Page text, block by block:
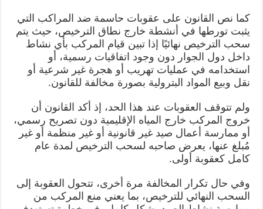
كما نص القانون على عقوبات حاسمة ضد المراكب التي
يثبت تورطها في أنشطة خارج نطاق الترخيص، حيث يتم
سحب الترخيص نهائيًا إذا تبين قيام المركب بأي نشاط
داخل دول الجوار دون وجود اتفاقيات رسمية، أو
استخدامه في عمليات تهريب أو هجرة غير شرعية أو
نقل وبيع المواد البترولية بصورة مخالفة للقانون.
ولم تتوقف العقوبات عند هذا الحد، إذ أكد القانون أن
خروج المركب خارج المياه الإقليمية دون تصريح رسمي،
أو ممارسة أعمال صيد غير قانونية أو غير منظمة أو غير
مُبلغ عنها، يعرض صاحبه لسحب الترخيص لمدة عام
كامل كعقوبة أولى.
وفي حال تكرار المخالفة مرة أخرى، تتحول العقوبة إلى
السحب النهائي للترخيص، بما يعني منع المركب من